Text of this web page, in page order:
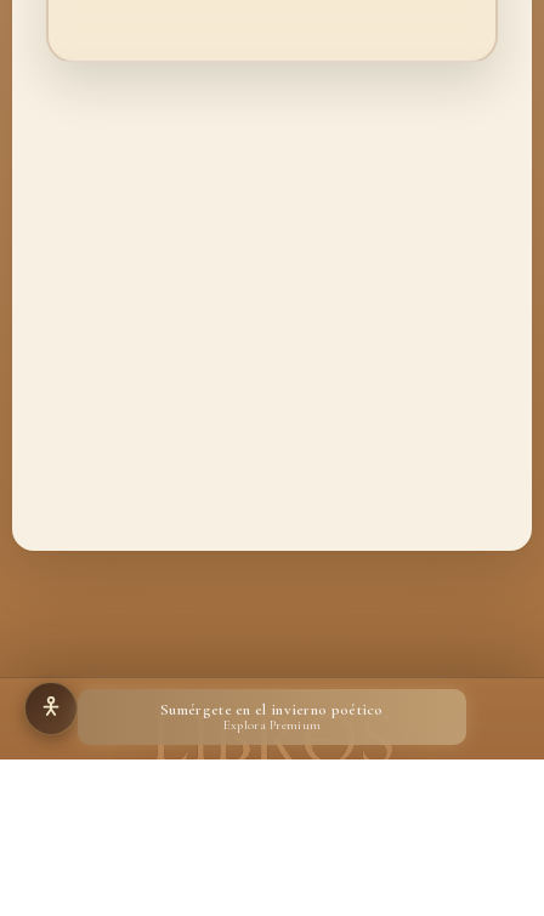
Sumérgete en el invierno poético
Explora Premium